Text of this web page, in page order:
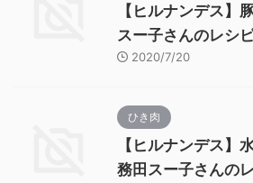
【ヒルナンデス】
スー子さんのレシピ
2020/7/20
ひき肉
【ヒルナンデス】
務田スー子さんのレ